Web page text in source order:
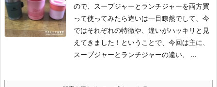
ので、スープジャーとランチジャーを両方買
って使ってみたら違いは一目瞭然でして、今
ではそれぞれの特徴や、違いがハッキリと見
えてきました！ということで、今回は主に、
スープジャーとランチジャーの違い、 ...